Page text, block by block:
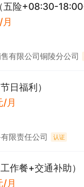
有限公司铜陵分公司
日福利）
月
限责任公司 认证
作餐+交通补助）
月